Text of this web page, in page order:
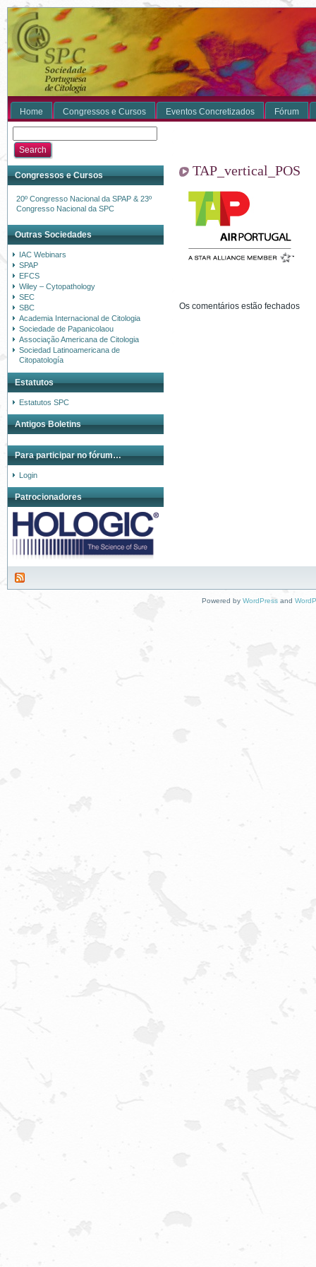
Home Congressos e Cursos Eventos Concretizados Fórum
Congressos e Cursos
20º Congresso Nacional da SPAP & 23º
Congresso Nacional da SPC
Outras Sociedades
IAC Webinars
SPAP
EFCS
Wiley – Cytopathology
SEC
SBC
Academia Internacional de Citologia
Sociedade de Papanicolaou
Associação Americana de Citologia
Sociedad Latinoamericana de
Citopatología
Estatutos
Estatutos SPC
Antigos Boletins
Para participar no fórum…
Login
Patrocionadores
TAP_vertical_POS
Os comentários estão fechados
Powered by WordPressand